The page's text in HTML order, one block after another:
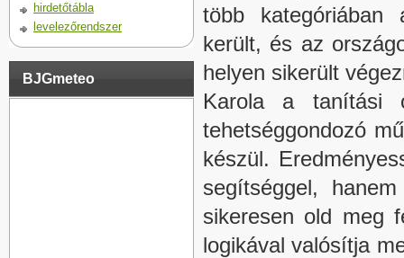
hirdetőtábla
levelezőrendszer
BJGmeteo
több kategóriában
került, és az
helyen sikerült
Karola a tanítási
tehetséggondozó
készül.
segítséggel,
sikeresen old meg
logikával valósítja